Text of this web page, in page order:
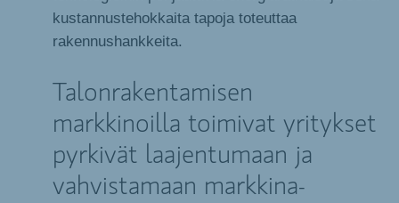
kustannustehokkaita tapoja toteuttaa
rakennushankkeita.
Talonrakentamisen
markkinoilla toimivat yritykset
pyrkivät laajentumaan ja
vahvistamaan markkina-